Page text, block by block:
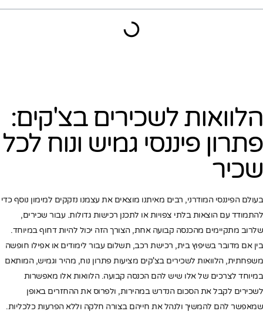
הלוואות לשכירים בצ'קים:
פתרון פיננסי גמיש ונוח לכל
שכיר
בעולם הפיננסי המודרני, רבים מאיתנו מוצאים את עצמנו נזקקים למימון נוסף כדי
להתמודד עם הוצאות בלתי צפויות או לתכנן רכישות גדולות. עבור שכירים,
שלרוב מתקיימים מהכנסה קבועה אחת, הצורך הזה יכול להיות דחוף במיוחד.
בין אם מדובר בשיפוץ בית, רכישת רכב, תשלום עבור לימודים או אפילו חופשה
משפחתית, הלוואות לשכירים בצ'קים מציעות פתרון נוח, מהיר וגמיש, המותאם
במיוחד לצרכים של אלו שיש להם הכנסה קבועה. הלוואות אלו מאפשרות
לשכירים לקבל את הסכום הנדרש במהירות, ולפרוס את ההחזרים באופן
שמאפשר להם להמשיך ולנהל את חייהם בצורה חלקה וללא הפרעות כלכליות.